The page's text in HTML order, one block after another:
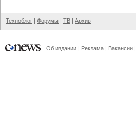
Техноблог | Форумы | ТВ | Архив
Об издании | Реклама | Вакансии |